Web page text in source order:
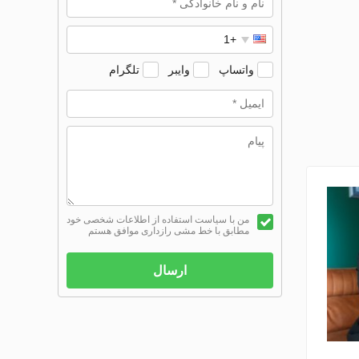
واتساپ وایبر تلگرام
من با سیاست استفاده از اطلاعات شخصی خود
مطابق با خط مشی رازداری موافق هستم
ارسال